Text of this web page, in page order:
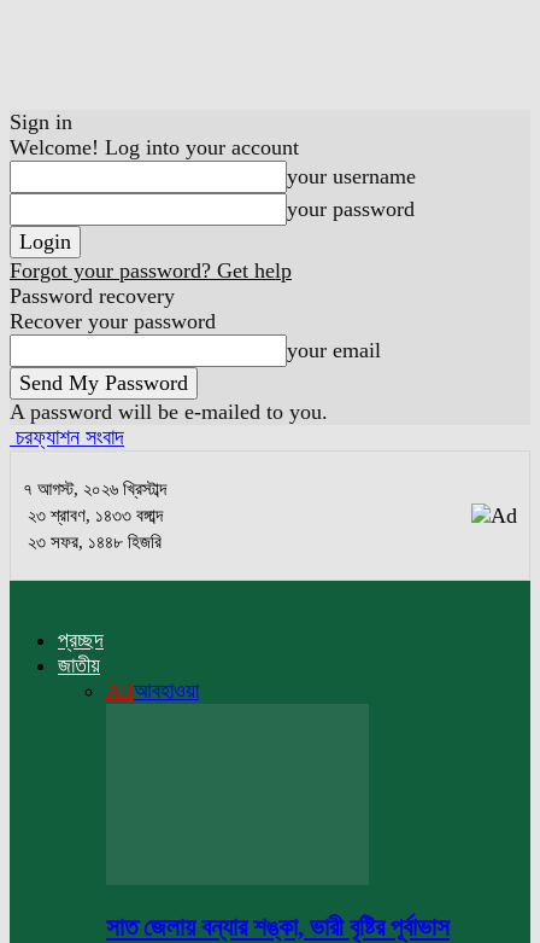
Sign in
Welcome! Log into your account
your username
your password
Forgot your password? Get help
Password recovery
Recover your password
your email
A password will be e-mailed to you.
চরফ্যাশন সংবাদ
৭ আগস্ট, ২০২৬ খ্রিস্টাব্দ
২৩ শ্রাবণ, ১৪৩৩ বঙ্গাব্দ
২৩ সফর, ১৪৪৮ হিজরি
প্রচ্ছদ
জাতীয়
Allআবহাওয়া
সাত জেলায় বন্যার শঙ্কা, ভারী বৃষ্টির পূর্বাভাস